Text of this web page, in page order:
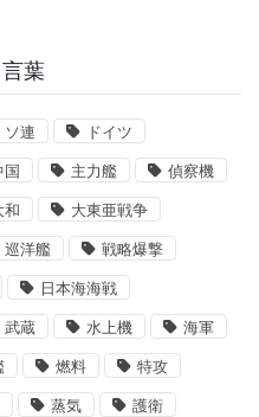
葉
ソ連 ドイツ
国 主力艦 偵察機
和 大東亜戦争
巡洋艦 戦略爆撃
日本海海戦
武蔵 水上機 海軍
燃料 特攻
蒸気 護衛